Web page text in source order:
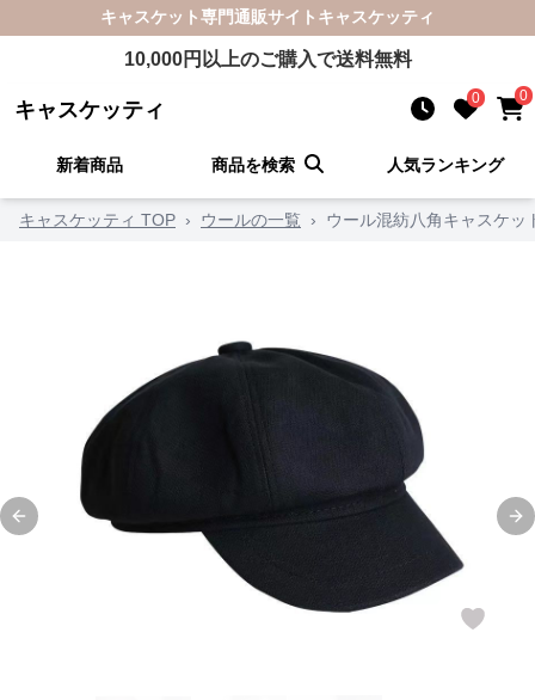
キャスケット専門通販サイト キャスケッティ
10,000円以上のご購入で送料無料
キャスケッティ 0 0
新着商品 商品を検索 人気ランキング
キャスケッティ TOP › ウールの一覧 › ウール混紡八角キャスケッ
Previous slide